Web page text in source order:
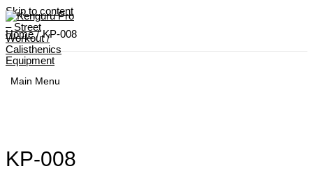
Skip to content
Main Menu
Home KP-008
KP-008